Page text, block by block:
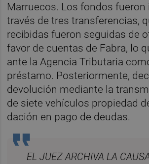
Marruecos. Los fondos fueron
través de tres transferencias,
recibidas fueron seguidas de
favor de cuentas de Fabra, lo
ante la Agencia Tributaria
préstamo. Posteriormente,
devolución mediante la
de siete vehículos propiedad
dación en pago de deudas.
EL JUEZ ARCHIVA LA